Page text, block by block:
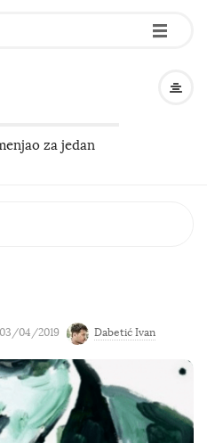
-
-
-
za jedan
03/04/2019 Dabetić Ivan